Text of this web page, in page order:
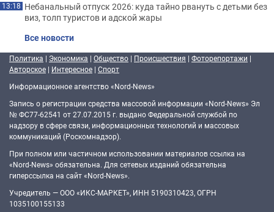
13:18 Небанальный отпуск 2026: куда тайно рвануть с детьми без
виз, толп туристов и адской жары
Все новости
Политика | Экономика | Общество | Происшествия | Фоторепортажи |
Авторское | Интересное | Спорт
Информационное агентство «Nord-News»
Запись о регистрации средства массовой информации «Nord-News» Эл
№ ФС77-62541 от 27.07.2015 г. выдано Федеральной службой по
надзору в сфере связи, информационных технологий и массовых
коммуникаций (Роскомнадзор).
При полном или частичном использовании материалов ссылка на
«Nord-News» обязательна. Для сетевых изданий обязательна
гиперссылка на сайт «Nord-News».
Учредитель — ООО «ИКС-МАРКЕТ», ИНН 5190310423, ОГРН
1035100155133